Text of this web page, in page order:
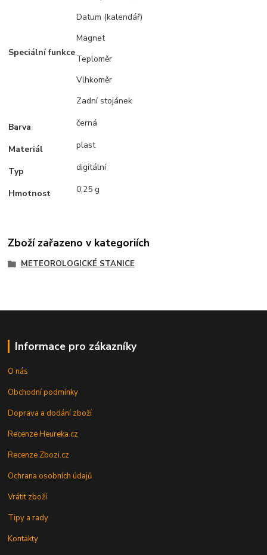
Speciální funkce
Datum (kalendář)
Magnet
Teploměr
Vlhkoměr
Zadní stojánek
Barva černá
Materiál plast
Typ digitální
Hmotnost 0,25 g
Zboží zařazeno v kategoriích
METEOROLOGICKÉ STANICE
Informace pro zákazníky
O nás
Obchodní podmínky
Doprava a dodání zboží
Recenze Heureka.cz
Recenze Zbozi.cz
Ochrana osobních údajů
Vrátit zboží
Tipy a rady
Kontakty